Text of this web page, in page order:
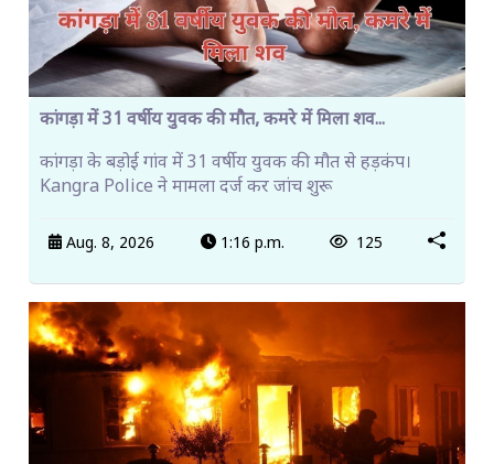
कांगड़ा में 31 वर्षीय युवक की मौत, कमरे में मिला शव...
कांगड़ा के बड़ोई गांव में 31 वर्षीय युवक की मौत से हड़कंप।
Kangra Police ने मामला दर्ज कर जांच शुरू
Aug. 8, 2026 1:16 p.m. 125